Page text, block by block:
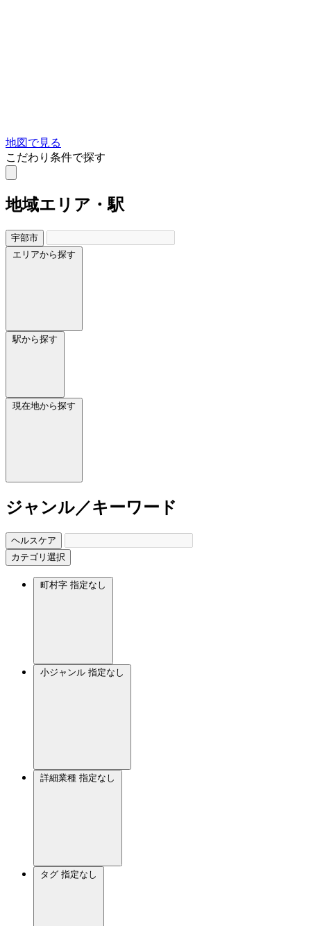
地図で見る
こだわり条件で探す
地域エリア・駅
宇部市
エリアから探す
駅から探す
現在地から探す
ジャンル／キーワード
ヘルスケア
カテゴリ選択
町村字 指定なし
小ジャンル 指定なし
詳細業種 指定なし
タグ 指定なし